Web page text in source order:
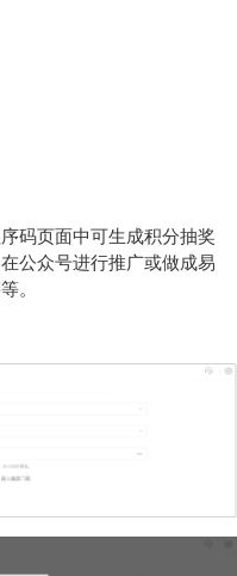
码页面中可生成积分抽奖
公众号进行推广或做成易
。